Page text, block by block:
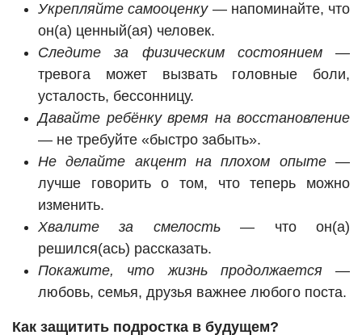
Укрепляйте самооценку— напоминайте, что
он(а) ценный(ая) человек.
Следите за физическим состоянием—
тревога может вызвать головные боли,
усталость, бессонницу.
Давайте ребёнку время на восстановление
— не требуйте «быстро забыть».
Не делайте акцент на плохом опыте—
лучше говорить о том, что теперь можно
изменить.
Хвалите за смелость— что он(а)
решился(ась) рассказать.
Покажите, что жизнь продолжается—
любовь, семья, друзья важнее любого поста.
Как защитить подростка в будущем?